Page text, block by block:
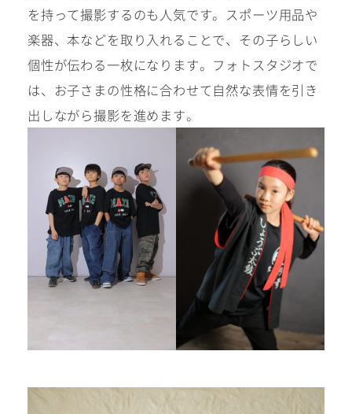
を持って撮影するのも人気です。スポーツ用品や
楽器、本などを取り入れることで、その子らしい
個性が伝わる一枚になります。フォトスタジオで
は、お子さまの性格に合わせて自然な表情を引き
出しながら撮影を進めます。